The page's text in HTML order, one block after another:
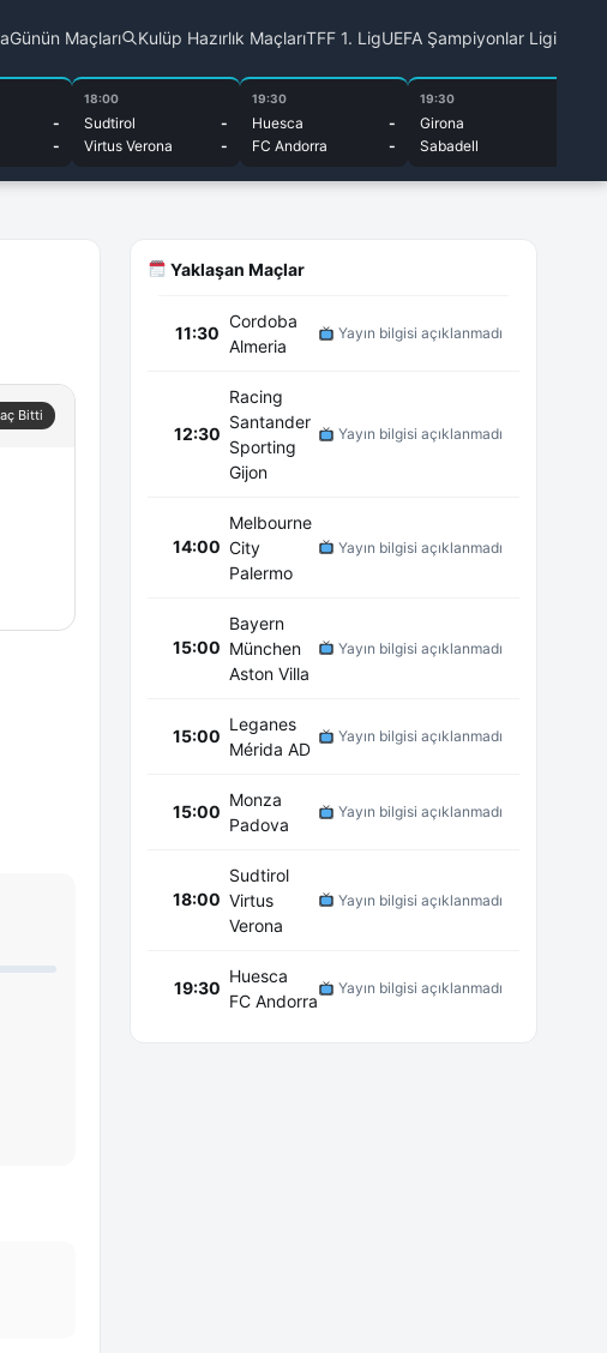
Günün Maçları Kulüp Hazırlık MaçlarıTFF 1. LigUEFA Şampiyonlar Ligi
-
-
18:00
Sudtirol
-
Virtus Verona
-
19:30
Huesca
-
FC Andorra
-
19:30
Girona
Sabadell
Bitti
Yaklaşan Maçlar
11:30
Cordoba
Almeria
Yayın bilgisi açıklanmadı
12:30
Racing
Santander
Sporting
Gijon
Yayın bilgisi açıklanmadı
14:00
Melbourne
City
Palermo
Yayın bilgisi açıklanmadı
15:00
Bayern
München
Aston Villa
Yayın bilgisi açıklanmadı
15:00
Leganes
Mérida AD
Yayın bilgisi açıklanmadı
15:00
Monza
Padova
Yayın bilgisi açıklanmadı
18:00
Sudtirol
Virtus
Verona
Yayın bilgisi açıklanmadı
19:30
Huesca
FC Andorra
Yayın bilgisi açıklanmadı